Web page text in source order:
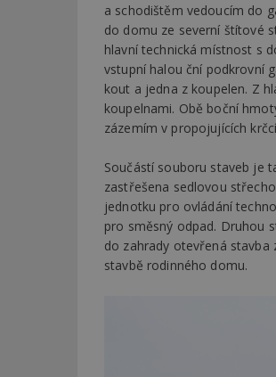
a schodištěm vedoucím do
do domu ze severní štítové
hlavní technická místnost s
vstupní halou ční podkrovní
kout a jedna z koupelen. Z
koupelnami. Obě boční
zázemím v propojujících
Součástí souboru staveb je
zastřešena sedlovou
jednotku pro ovládání
pro směsný odpad. Druhou
do zahrady otevřená
stavbě rodinného domu.